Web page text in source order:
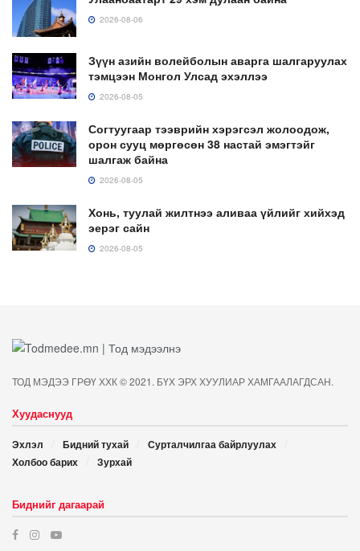
2026-08-06
Зүүн азийн волейболын аварга шалгаруулах
тэмцээн Монгол Улсад эхэллээ
2026-08-05
Согтуугаар тээврийн хэрэгсэл жолоодож,
орон сууц мөргөсөн 38 настай эмэгтэйг
шалгаж байна
2026-08-05
Хонь, туулай жилтнээ аливаа үйлийг хийхэд
эерэг сайн
2026-08-05
ТОД МЭДЭЭ ГРӨҮ ХХК © 2021. БҮХ ЭРХ ХУУЛИАР ХАМГААЛАГДСАН.
Хуудаснууд
Эхлэл Бидний тухай
Сурталчилгаа байрлуулах
Холбоо барих
Зурхай
Биднийг дагаарай